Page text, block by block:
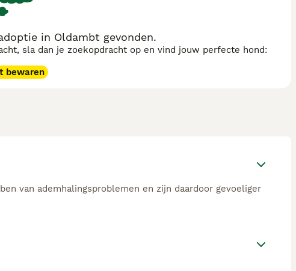
in Oldambt gevonden.
sla dan je zoekopdracht op en vind jouw perfecte hond:
bewaren
van ademhalingsproblemen en zijn daardoor gevoeliger